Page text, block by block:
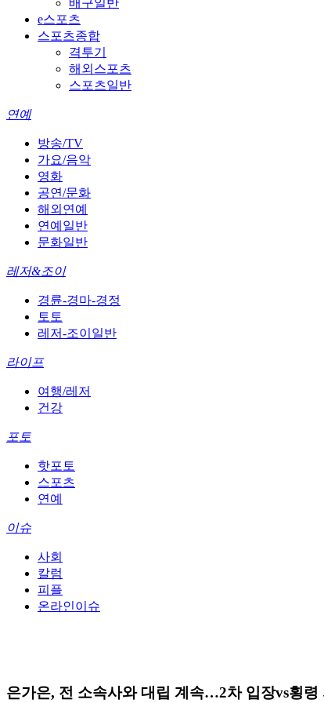
e스포츠
스포츠종합
격투기
해외스포츠
스포츠일반
연예
방송/TV
가요/음악
영화
공연/문화
해외연예
연예일반
문화일반
레저&조이
경륜-경마-경정
토토
레저-조이일반
라이프
여행/레저
건강
포토
핫포토
스포츠
연예
이슈
사회
칼럼
피플
온라인이슈
은가은, 전 소속사와 대립 계속…2차 입장vs횡령